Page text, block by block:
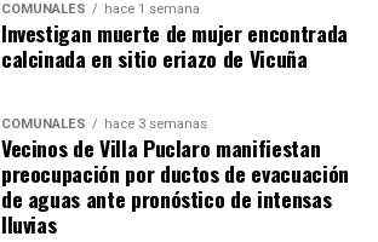
COMUNALES hace 1 semana
Investigan muerte de mujer encontrada
calcinada en sitio eriazo de Vicuña
COMUNALES hace 3 semanas
Vecinos de Villa Puclaro manifiestan
preocupación por ductos de evacuación
de aguas ante pronóstico de intensas
lluvias